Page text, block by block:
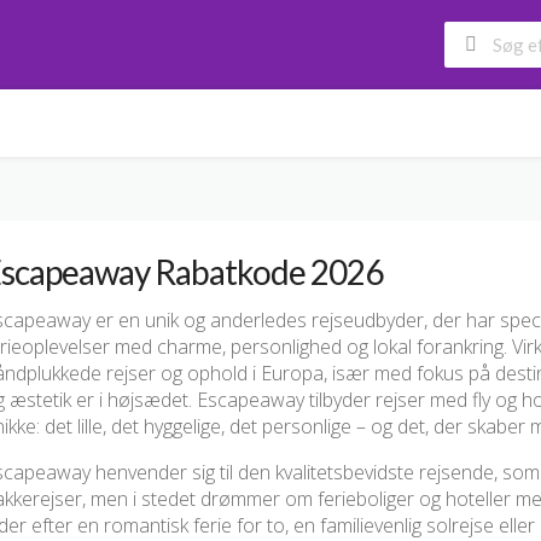
Rabatkode 2026
er en unik og anderledes rejseudbyder, der har
med charme, personlighed og lokal forankring.
rejser og ophold i Europa, især med fokus på
æstetik er i højsædet. Escapeaway tilbyder rejser med fly og
det lille, det hyggelige, det personlige – og det, der skaber
henvender sig til den kvalitetsbevidste rejsende,
men i stedet drømmer om ferieboliger og hoteller
efter en romantisk ferie for to, en familievenlig solrejse